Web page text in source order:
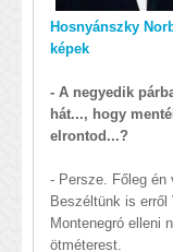
Hosnyánszky
képek
- A negyedik
hát..., hogy
elrontod...?
- Persze. Főleg én
Beszéltünk is
Montenegró elleni
ötméterest.